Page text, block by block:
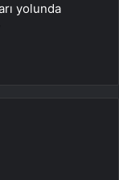
yolunda